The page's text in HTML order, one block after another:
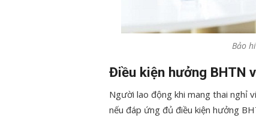
Bảo
Điều kiện hưởng BHTN
Người lao động khi mang thai nghỉ
nếu đáp ứng đủ điều kiện hưởng